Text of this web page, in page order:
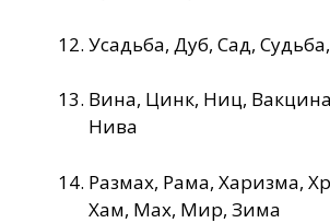
Усадьба, Дуб, Сад,
Вина, Цинк, Ниц,
Нива
Размах, Рама, Харизма,
Хам, Мах, Мир, Зима